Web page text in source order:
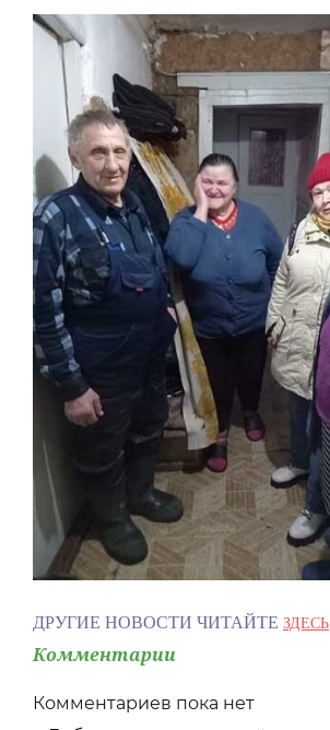
ДРУГИЕ НОВОСТИ ЧИТАЙТЕ ЗДЕСЬ
Комментарии
Комментариев пока нет